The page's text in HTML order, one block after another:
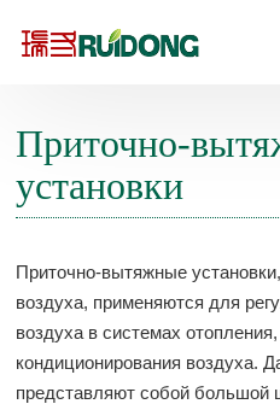
Приточно-
установки
Приточно-вытяжные
воздуха, применяются для
воздуха в системах
кондиционирования воздуха.
представляют собой большой